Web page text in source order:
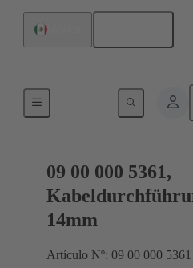
09 00 000 5361,
14mm
Artículo Nº: 09 00 000 5361